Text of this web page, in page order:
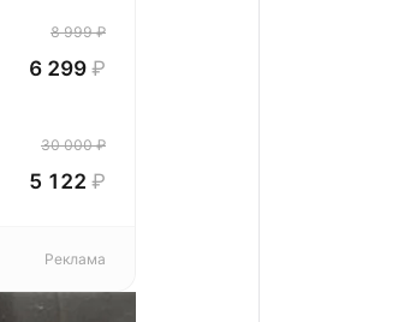
8 999 ₽
6 299 ₽
30 000 ₽
5 122 ₽
Реклама